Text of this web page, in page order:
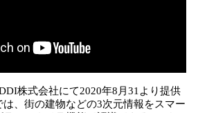
株式会社にて2020年8月31より提供
、街の建物などの3次元情報をスマー